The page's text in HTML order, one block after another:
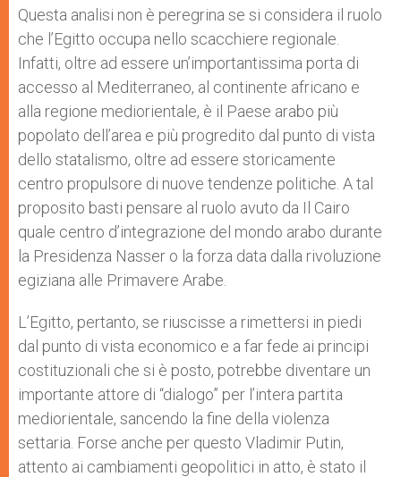
Questa analisi non è peregrina se si considera il ruolo
che l’Egitto occupa nello scacchiere regionale.
Infatti, oltre ad essere un’importantissima porta di
accesso al Mediterraneo, al continente africano e
alla regione mediorientale, è il Paese arabo più
popolato dell’area e più progredito dal punto di vista
dello statalismo, oltre ad essere storicamente
centro propulsore di nuove tendenze politiche. A tal
proposito basti pensare al ruolo avuto da Il Cairo
quale centro d’integrazione del mondo arabo durante
la Presidenza Nasser o la forza data dalla rivoluzione
egiziana alle Primavere Arabe.
L’Egitto, pertanto, se riuscisse a rimettersi in piedi
dal punto di vista economico e a far fede ai principi
costituzionali che si è posto, potrebbe diventare un
importante attore di “dialogo” per l’intera partita
mediorientale, sancendo la fine della violenza
settaria. Forse anche per questo Vladimir Putin,
attento ai cambiamenti geopolitici in atto, è stato il